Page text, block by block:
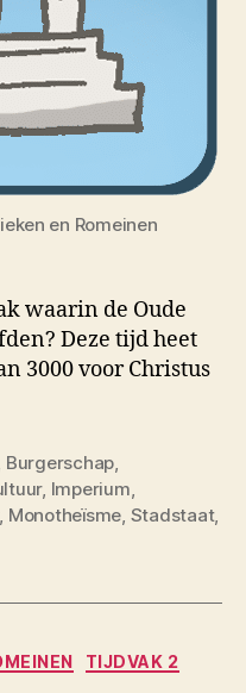
en Romeinen
waarin de Oude
Deze tijd heet
3000 voor Christus
Burgerschap
, Imperium
Monotheïsme Stadstaat,
TIJDVAK 2